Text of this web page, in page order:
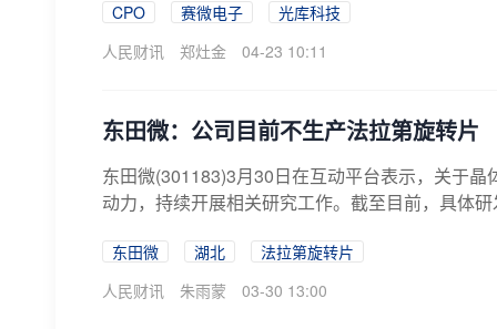
CPO 赛微电子
光库科技
人民财讯
郑灶金 04-23 10:11
东田微：公司目前不生产法拉第旋转片
东田微(301183)3月30日在互动平台表示，关于
动力，持续开展相关研究工作。截至目前，具体
东田微 湖北
法拉第旋转片
人民财讯
朱雨蒙 03-30 13:00